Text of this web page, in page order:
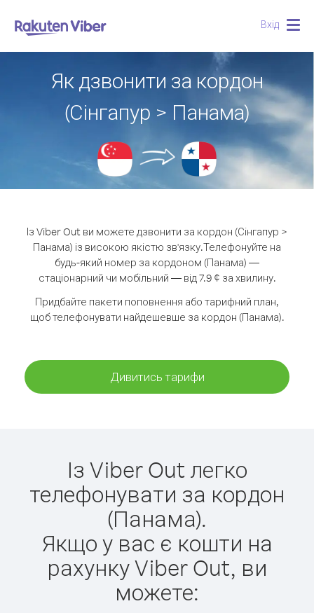
Вхід
Як дзвонити за кордон
(Сінгапур > Панама)
Із Viber Out ви можете дзвонити за кордон (Сінгапур >
Панама) із високою якістю зв'язку.Телефонуйте на
будь-який номер за кордоном (Панама) —
стаціонарний чи мобільний — від 7.9 ¢ за хвилину.
Придбайте пакети поповнення або тарифний план,
щоб телефонувати найдешевше за кордон (Панама).
Дивитись тарифи
Із Viber Out легко
телефонувати за кордон
(Панама).
Якщо у вас є кошти на
рахунку Viber Out, ви
можете: